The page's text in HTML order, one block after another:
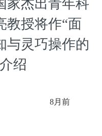
家杰出青年科
教授将作“面
与灵巧操作的
绍
8月前